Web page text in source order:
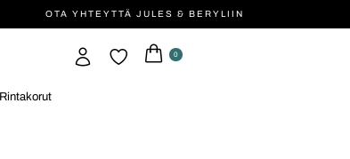
OTA YHTEYTTÄ JULES & BERYLIIN
0
Rintakorut